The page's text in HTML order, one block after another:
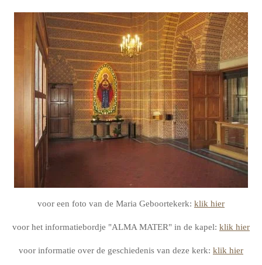
voor een foto van de Maria Geboortekerk: klik hier
voor het informatiebordje "ALMA MATER" in de kapel: klik hier
voor informatie over de geschiedenis van deze kerk: klik hier